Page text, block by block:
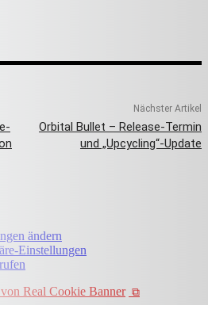
Nächster Artikel
Orbital Bullet – Release-Termin
und „Upcycling“-Update
ändern
Einstellungen
Real Cookie Banner